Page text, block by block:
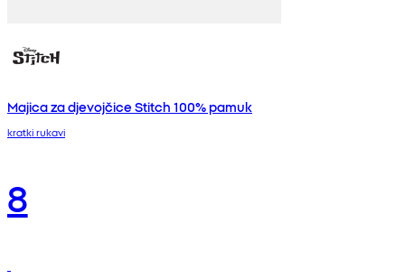
Majica za djevojčice Stitch 100% pamuk
kratki rukavi
8